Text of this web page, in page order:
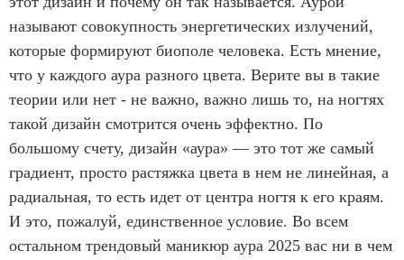
называют совокупность энергетических излучений,
которые формируют биополе человека. Есть мнение,
что у каждого аура разного цвета. Верите вы в такие
теории или нет - не важно, важно лишь то, на ногтях
такой дизайн смотрится очень эффектно. По
большому счету, дизайн «аура» — это тот же самый
градиент, просто растяжка цвета в нем не линейная, а
радиальная, то есть идет от центра ногтя к его краям.
И это, пожалуй, единственное условие. Во всем
остальном трендовый маникюр аура 2025 вас ни в чем